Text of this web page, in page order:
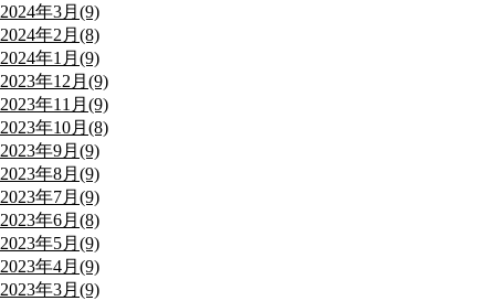
2024年3月(9)
2024年2月(8)
2024年1月(9)
2023年12月(9)
2023年11月(9)
2023年10月(8)
2023年9月(9)
2023年8月(9)
2023年7月(9)
2023年6月(8)
2023年5月(9)
2023年4月(9)
2023年3月(9)